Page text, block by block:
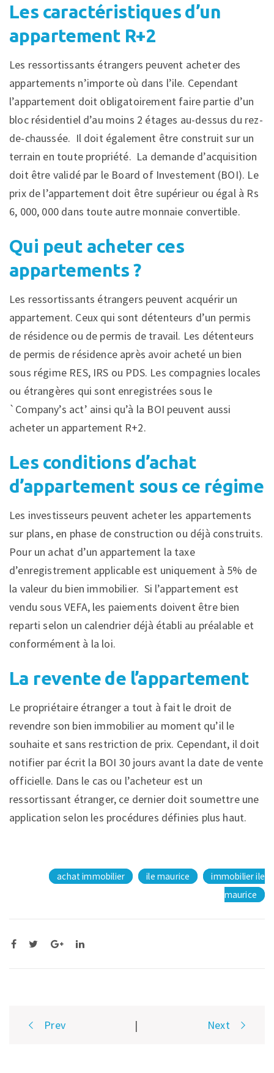
Les caractéristiques d’un
appartement R+2
Les ressortissants étrangers peuvent acheter des
appartements n’importe où dans l’ile. Cependant
l’appartement doit obligatoirement faire partie d’un
bloc résidentiel d’au moins 2 étages au-dessus du rez-
de-chaussée. Il doit également être construit sur un
terrain en toute propriété. La demande d’acquisition
doit être validé par le Board of Investement (BOI). Le
prix de l’appartement doit être supérieur ou égal à Rs
6, 000, 000 dans toute autre monnaie convertible.
Qui peut acheter ces
appartements ?
Les ressortissants étrangers peuvent acquérir un
appartement. Ceux qui sont détenteurs d’un permis
de résidence ou de permis de travail. Les détenteurs
de permis de résidence après avoir acheté un bien
sous régime RES, IRS ou PDS. Les compagnies locales
ou étrangères qui sont enregistrées sous le
`Company’s act’ ainsi qu’à la BOI peuvent aussi
acheter un appartement R+2.
Les conditions d’achat
d’appartement sous ce régime
Les investisseurs peuvent acheter les appartements
sur plans, en phase de construction ou déjà construits.
Pour un achat d’un appartement la taxe
d’enregistrement applicable est uniquement à 5% de
la valeur du bien immobilier. Si l’appartement est
vendu sous VEFA, les paiements doivent être bien
reparti selon un calendrier déjà établi au préalable et
conformément à la loi.
La revente de l’appartement
Le propriétaire étranger a tout à fait le droit de
revendre son bien immobilier au moment qu’il le
souhaite et sans restriction de prix. Cependant, il doit
notifier par écrit la BOI 30 jours avant la date de vente
officielle. Dans le cas ou l’acheteur est un
ressortissant étranger, ce dernier doit soumettre une
application selon les procédures définies plus haut.
achat immobilier ile maurice
immobilier ile
maurice
PostPrev | Next